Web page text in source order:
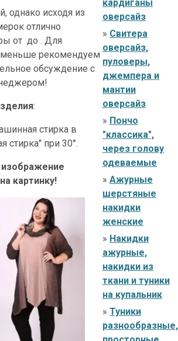
однако исходя из
отлично
от до . Для
рекомендуем
обсуждение с
:
стирка в
стирка" при 30°.
картинку!
кардиганы
оверсайз
» Свитера
оверсайз,
пуловеры,
джемпера и
мантии
оверсайз
» Пончо
"классика",
через голову
одеваемые
» Ажурные
шерстяные
накидки
женские
» Накидки
ажурные,
накидки из
ткани и туники
на купальник
» Туники
разнообразные,